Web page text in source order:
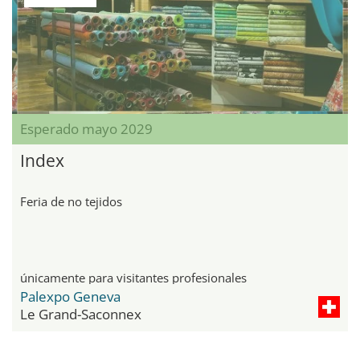
Esperado mayo 2029
Index
Feria de no tejidos
únicamente para visitantes profesionales
Palexpo Geneva
Le Grand-Saconnex